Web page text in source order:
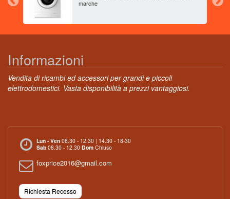
marche
Informazioni
Vendita di ricambi ed accessori per grandi e piccoli
elettrodomestici. Vasta disponibilità a prezzi vantaggiosi.
Lun - Ven 08.30 - 12.30 | 14.30 - 18-30
Sab 08.30 - 12.30 Dom Chiuso
foxprice2016@gmail.com
Richiesta Recesso